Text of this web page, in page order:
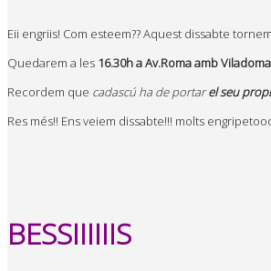
Eii engriis! Com esteem?? Aquest dissabte
Quedarem a les 16.30h a Av.Roma amb
Recordem que cadascú ha de portarel seu
Res més!! Ens veiem dissabte!!! molts
BESSIIIIIIS